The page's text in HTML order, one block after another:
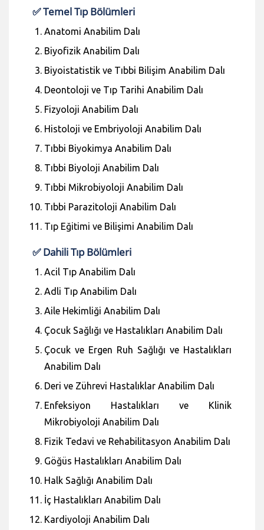
✅ Temel Tıp Bölümleri
Anatomi Anabilim Dalı
Biyofizik Anabilim Dalı
Biyoistatistik ve Tıbbi Bilişim Anabilim Dalı
Deontoloji ve Tıp Tarihi Anabilim Dalı
Fizyoloji Anabilim Dalı
Histoloji ve Embriyoloji Anabilim Dalı
Tıbbi Biyokimya Anabilim Dalı
Tıbbi Biyoloji Anabilim Dalı
Tıbbi Mikrobiyoloji Anabilim Dalı
Tıbbi Parazitoloji Anabilim Dalı
Tıp Eğitimi ve Bilişimi Anabilim Dalı
✅ Dahili Tıp Bölümleri
Acil Tıp Anabilim Dalı
Adli Tıp Anabilim Dalı
Aile Hekimliği Anabilim Dalı
Çocuk Sağlığı ve Hastalıkları Anabilim Dalı
Çocuk ve Ergen Ruh Sağlığı ve Hastalıkları
Anabilim Dalı
Deri ve Zührevi Hastalıklar Anabilim Dalı
Enfeksiyon Hastalıkları ve Klinik
Mikrobiyoloji Anabilim Dalı
Fizik Tedavi ve Rehabilitasyon Anabilim Dalı
Göğüs Hastalıkları Anabilim Dalı
Halk Sağlığı Anabilim Dalı
İç Hastalıkları Anabilim Dalı
Kardiyoloji Anabilim Dalı